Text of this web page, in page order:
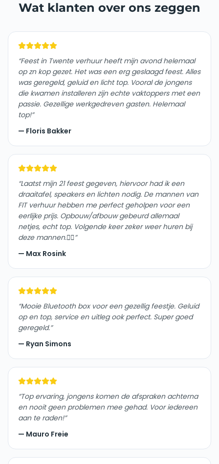
Wat klanten over ons zeggen
“Feest in Twente verhuur heeft mijn avond helemaal
op zn kop gezet. Het was een erg geslaagd feest. Alles
was geregeld, geluid en licht top. Vooral de jongens
die kwamen installeren zijn echte vaktoppers met een
passie. Gezellige werkgedreven gasten. Helemaal
top!”
— Floris Bakker
“Laatst mijn 21 feest gegeven, hiervoor had ik een
draaitafel, speakers en lichten nodig. De mannen van
FIT verhuur hebben me perfect geholpen voor een
eerlijke prijs. Opbouw/afbouw gebeurd allemaal
netjes, echt top. Volgende keer zeker weer huren bij
deze mannen.👍🏼”
— Max Rosink
“Mooie Bluetooth box voor een gezellig feestje. Geluid
op en top, service en uitleg ook perfect. Super goed
geregeld.”
— Ryan Simons
“Top ervaring, jongens komen de afspraken achterna
en nooit geen problemen mee gehad. Voor iedereen
aan te raden!”
— Mauro Freie